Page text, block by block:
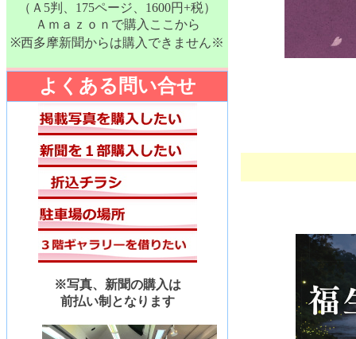
（Ａ5判、175ページ、1600円+税）
Ａｍａｚｏｎで購入ここから
※西多摩新聞からは購入できません※
よくある問い合せ
※写真、新聞の購入は
前払い制となります